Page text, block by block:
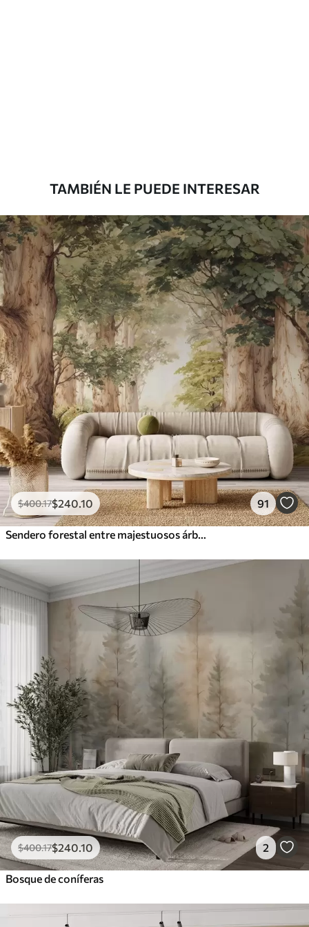
Vinilo Premium
1266.67$760.00/m²
Peel and Stick
1533.33$920.00/m²
TAMBIÉN LE PUEDE INTERESAR
$400.17$240 .10 91
$400.17$240 .10 2
Bosque de coníferas